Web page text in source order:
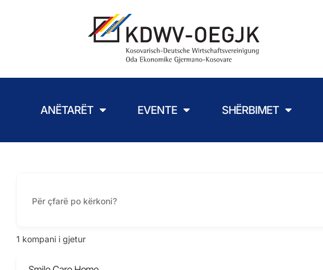
ANËTARËT EVENTE SHËRBIMET
1 kompani i gjetur